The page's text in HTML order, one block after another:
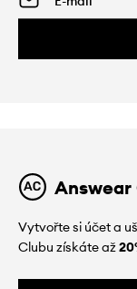
Answear
Vytvořte si účet a
Clubu získáte až